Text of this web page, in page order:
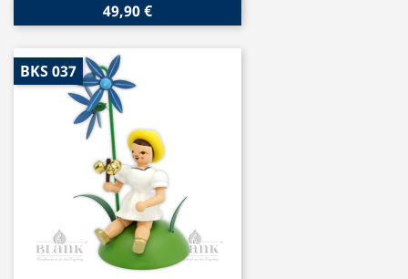
49,90 €
BKS 037